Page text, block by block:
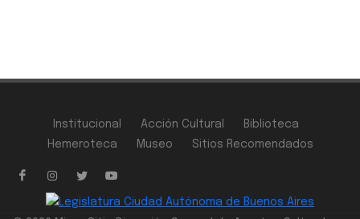
Institucional Acción Cultural
Biblioteca
Hemeroteca
Museo Sitios Recomendados